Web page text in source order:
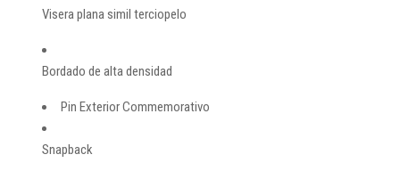
Visera plana simil terciopelo
Bordado de alta densidad
Pin Exterior Commemorativo
Snapback